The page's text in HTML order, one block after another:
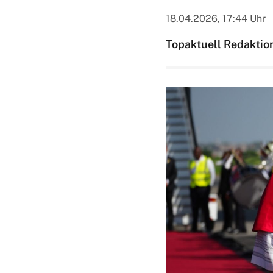
18.04.2026, 17:44 Uhr
Topaktuell